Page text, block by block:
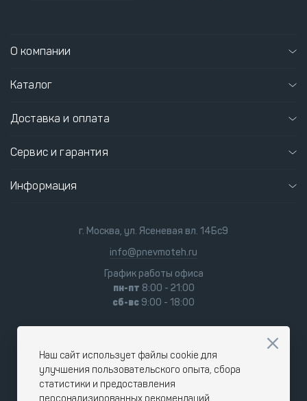
О компании
Каталог
Доставка и оплата
Сервис и гарантия
Информация
г. Москва, ул. Ясеневая вл. 14Бс9
info@pnevmoteh.ru
График работы офиса
пн-пт 8:00 - 21:00
сб-вс 9:00 - 18:00
Наш сайт использует файлы cookie для
улучшения пользовательского опыта, сбора
статистики и предоставления
персонализированных рекомендаций.